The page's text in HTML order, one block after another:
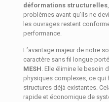
déformations structurelles
problèmes avant qu’ils ne
les ouvrages restent
performance.
L’avantage majeur de notre
caractère sans fil longue
MESH . Elle élimine le
physiques complexes, ce
structures déjà existantes.
rapide et économique de